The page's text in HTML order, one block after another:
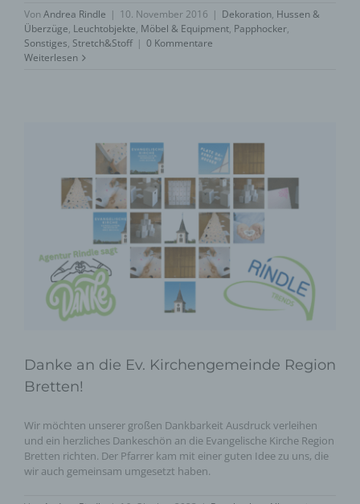
Von Andrea Rindle | 10. November 2016 | Dekoration, Hussen &
Überzüge, Leuchtobjekte, Möbel & Equipment, Papphocker,
Sonstiges, Stretch&Stoff | 0 Kommentare
Weiterlesen
Danke an die Ev. Kirchengemeinde Region
Bretten!
Wir möchten unserer großen Dankbarkeit Ausdruck verleihen
und ein herzliches Dankeschön an die Evangelische Kirche Region
Bretten richten. Der Pfarrer kam mit einer guten Idee zu uns, die
wir auch gemeinsam umgesetzt haben.